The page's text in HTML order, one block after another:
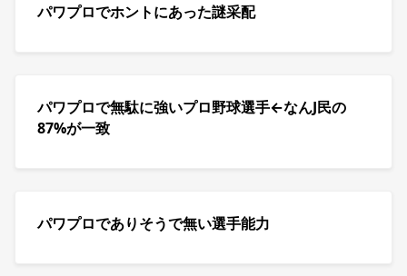
パワプロでホントにあった謎采配
パワプロで無駄に強いプロ野球選手←なんJ民の
87%が一致
パワプロでありそうで無い選手能力